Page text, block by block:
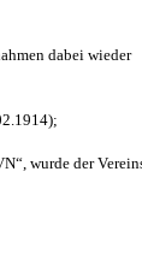
dabei wieder
wurde der